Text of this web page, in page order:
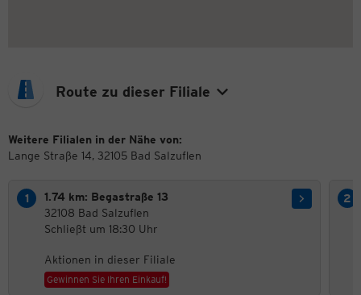
Route zu dieser Filiale
Weitere Filialen in der Nähe von:
Lange Straße 14, 32105 Bad Salzuflen
1.74 km: Begastraße 13
32108 Bad Salzuflen
Schließt um 18:30 Uhr
Aktionen in dieser Filiale
Gewinnen Sie Ihren Einkauf!